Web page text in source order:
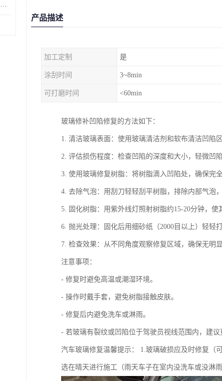
青白江区挡风玻璃修复时间公司
产品描述
加工定制 是
涂刮时间 3~8min
可打磨时间 <60min
玻璃修补凹陷修复的方法如下：
1. 清洁玻璃表面：使用玻璃清洁剂和软布清洁凹陷
2. 评估损伤程度：检查凹陷的深度和大小，轻微凹
3. 使用玻璃修复树脂：将树脂滴入凹陷处，确保完
4. 去除气泡：用刮刀轻轻刮平树脂，排除内部气泡
5. 固化树脂：用紫外线灯照射树脂约15-20分钟，
6. 抛光处理：固化后用细砂纸（2000目以上）轻轻
7. 检查效果：从不同角度观察修复区域，确保无明
注意事项：
- 修复时避免高温或潮湿环境。
- 操作时戴手套，避免树脂接触皮肤。
- 修复后内避免洗车或淋雨。
- 若玻璃有裂纹或凹陷位于驾驶员视线范围内，建议
汽车玻璃修复温馨提示： 1.玻璃破损应及时修复（
选在晴天进行施工（雨天车子在室内没洗车或没淋